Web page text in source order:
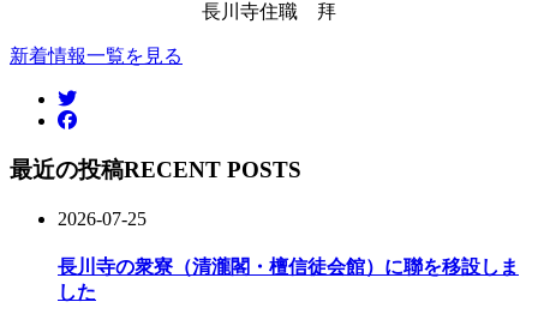
長川寺住職 拜
新着情報一覧を見る
最近の投稿RECENT POSTS
2026-07-25
長川寺の衆寮（清瀧閣・檀信徒会館）に聯を移設しま
した